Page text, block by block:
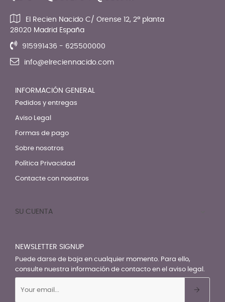
El Recien Nacido C/ Orense 12, 2ª planta
28020 Madrid España
915991436 - 625500000
info@elreciennacido.com
INFORMACIÓN GENERAL
Pedidos y entregas
Aviso Legal
Formas de pago
Sobre nosotros
Política Privacidad
Contacte con nosotros
SU CUENTA
NEWSLETTER SIGNUP
Puede darse de baja en cualquier momento. Para ello,
consulte nuestra información de contacto en el aviso legal.